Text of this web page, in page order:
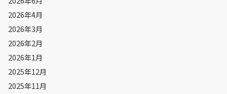
2026年4月
2026年3月
2026年2月
2026年1月
2025年12月
2025年11月